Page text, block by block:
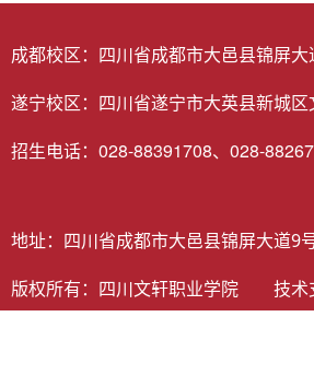
成都校区：四川省成都市大邑县锦屏
遂宁校区：四川省遂宁市大英县新城
招生电话：028-88391708、028-
地址：四川省成都市大邑县锦屏
版权所有：四川文轩职业学院 技术